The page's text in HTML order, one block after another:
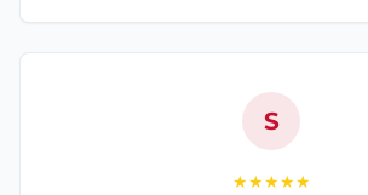
S
★★★★★